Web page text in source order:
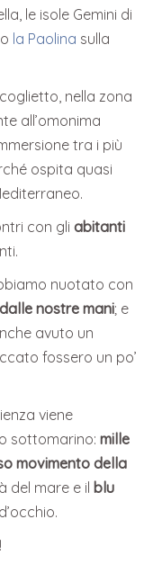
le isole Gemini di
o la Paolina sulla
nella zona
all’omonima
tra i più
ospita quasi
con gliabitanti
nuotato con
nostre mani; e
avuto un
fossero un po’
viene
sottomarino:mille
movimento della
del mare e ilblu